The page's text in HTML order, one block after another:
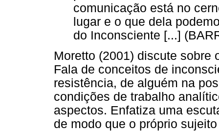
comunicação está no
lugar e o que dela
do Inconsciente [...]
Moretto (2001) discute sobre
Fala de conceitos de
resistência, de alguém na
condições de trabalho
aspectos. Enfatiza uma
de modo que o próprio